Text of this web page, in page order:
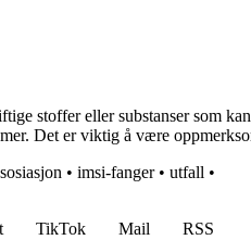
stoffer eller substanser som
Det er viktig å være
• imsi-fanger• utfall •
TikTok Mail
RSS